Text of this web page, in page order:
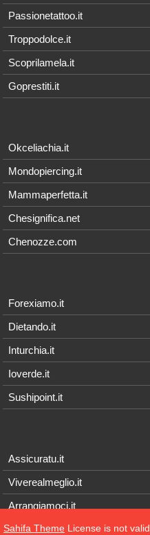
Passionetattoo.it
Troppodolce.it
Scoprilamela.it
Goprestiti.it
Okceliachia.it
Mondopiercing.it
Mammaperfetta.it
Chesignifica.net
Chenozze.com
Forexiamo.it
Dietando.it
Inturchia.it
Ioverde.it
Sushipoint.it
Assicuratu.it
Viverealmeglio.it
Arrangiamoci.it
Tecnichef.it
Sahifa Theme License is not